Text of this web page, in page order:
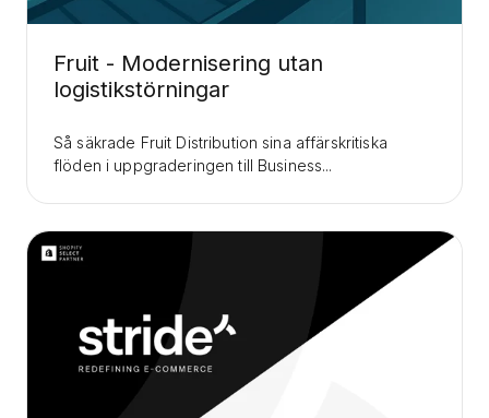
Fruit - Modernisering utan
logistikstörningar
Så säkrade Fruit Distribution sina affärskritiska
flöden i uppgraderingen till Business...